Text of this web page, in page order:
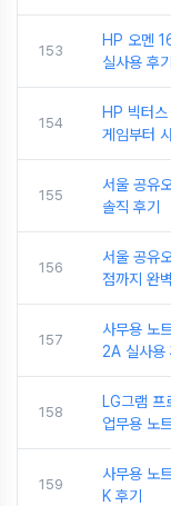
153
HP 오멘
실사용 후
154
HP 빅터
게임부터
155
서울 공유
솔직 후기
156
서울 공유
점까지 완
157
사무용 노
2A 실사용
158
LG그램
업무용 노
159
사무용 노
K 후기